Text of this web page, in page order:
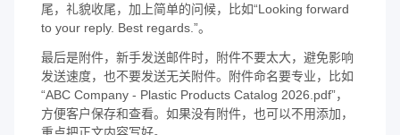
尾，礼貌收尾，加上简单的问候，比如“Looking forward
to your reply. Best regards.”。
最后是附件，新手发送邮件时，附件不要太大，避免影响
发送速度，也不要发送无关附件。附件命名要专业，比如
“ABC Company - Plastic Products Catalog 2026.pdf”，
方便客户保存和查看。如果没有附件，也可以不用添加，
重点把正文内容写好。